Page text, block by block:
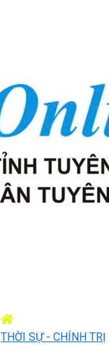
THỜI SỰ - CHÍNH TRỊ